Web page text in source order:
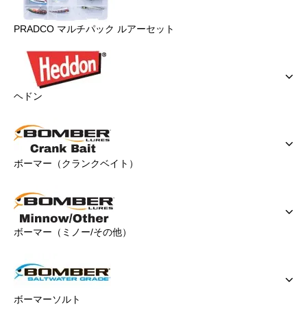
PRADCO マルチパック ルアーセット
ヘドン
ボーマー（クランクベイト）
ボーマー（ミノー/その他）
ボーマーソルト